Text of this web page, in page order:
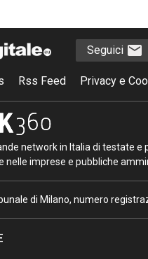
Seguici
Rss Feed Privacy e
network in Italia di testate
nelle imprese e pubbliche
di Milano, numero